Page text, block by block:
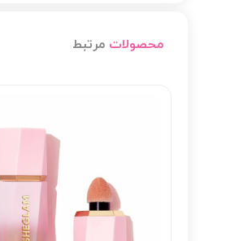
محصولات مرتبط